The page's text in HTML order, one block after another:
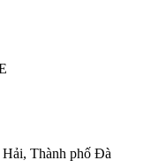
Thành phố Đà